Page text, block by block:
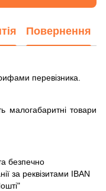
Повернення
перевізника.
малогабаритні товари
безпечно
за реквізитами IBAN